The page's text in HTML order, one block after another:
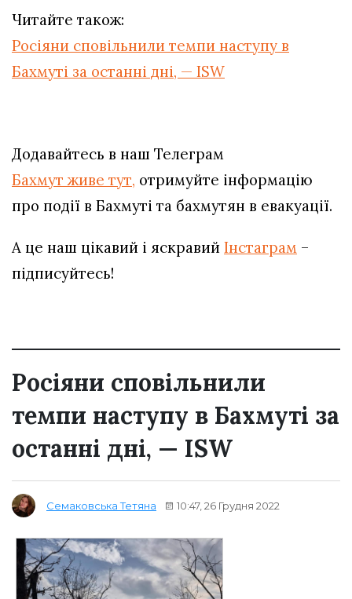
Читайте також:
Росіяни сповільнили темпи наступу в
Бахмуті за останні дні, — ISW
Додавайтесь в наш Телеграм
Бахмут живе тут, отримуйте інформацію
про події в Бахмуті та бахмутян в евакуації.
А це наш цікавий і яскравий Інстаграм –
підписуйтесь!
Росіяни сповільнили
темпи наступу в Бахмуті за
останні дні, — ISW
Семаковська Тетяна 10:47, 26 Грудня 2022